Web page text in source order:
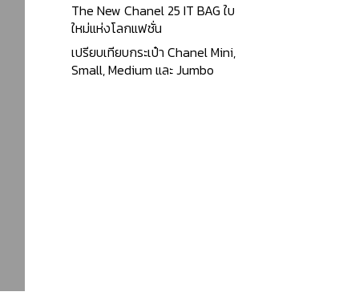
The New Chanel 25 IT BAG ใบ
ใหม่แห่งโลกแฟชั่น
เปรียบเทียบกระเป๋า Chanel Mini,
Small, Medium และ Jumbo